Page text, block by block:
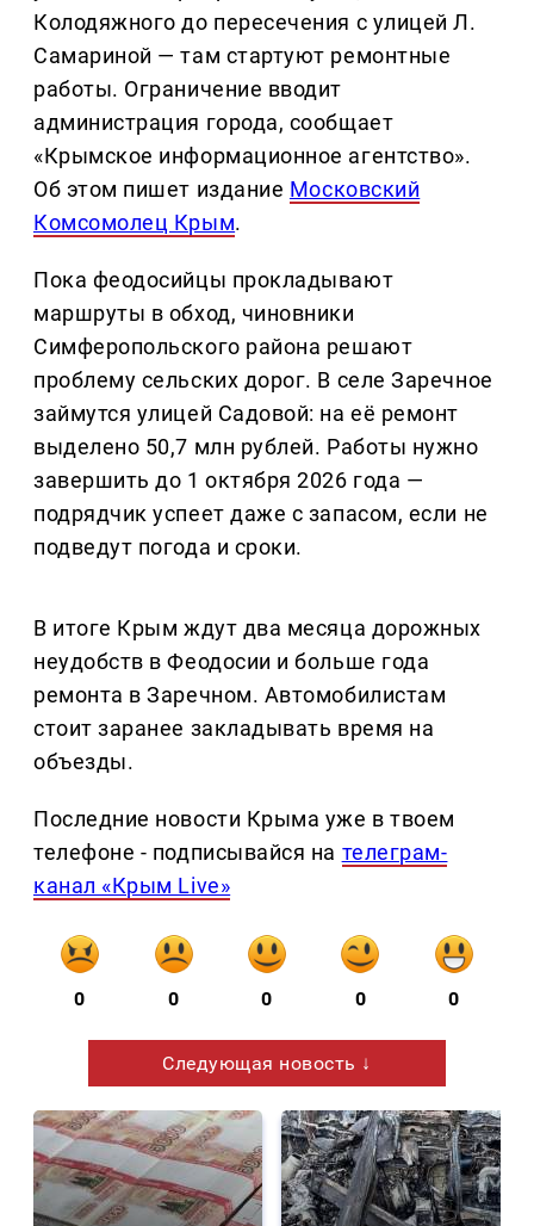
Колодяжного до пересечения с улицей Л.
Самариной — там стартуют ремонтные
работы. Ограничение вводит
администрация города, сообщает
«Крымское информационное агентство».
Об этом пишет издание Московский
Комсомолец Крым.
Пока феодосийцы прокладывают
маршруты в обход, чиновники
Симферопольского района решают
проблему сельских дорог. В селе Заречное
займутся улицей Садовой: на её ремонт
выделено 50,7 млн рублей. Работы нужно
завершить до 1 октября 2026 года —
подрядчик успеет даже с запасом, если не
подведут погода и сроки.
В итоге Крым ждут два месяца дорожных
неудобств в Феодосии и больше года
ремонта в Заречном. Автомобилистам
стоит заранее закладывать время на
объезды.
Последние новости Крыма уже в твоем
телефоне - подписывайся на телеграм-
канал «Крым Live»
0 0 0 0 0
Следующая новость ↓